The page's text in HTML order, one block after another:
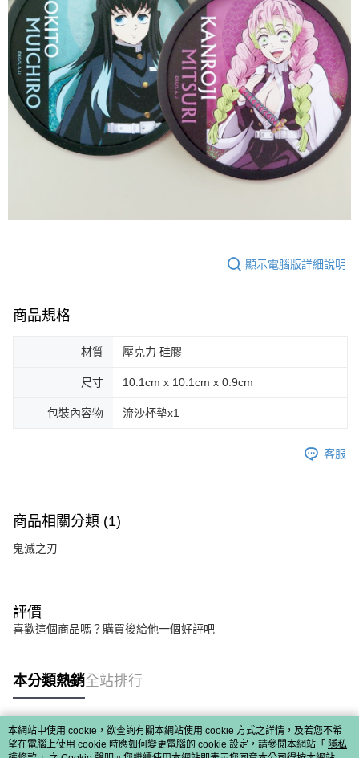
顯示電腦版詳細說明
商品規格
材質 壓克力 硅膠
尺寸 10.1cm x 10.1cm x 0.9cm
包裝內容物 流沙杯墊x1
客服
商品相關分類 (1)
鬼滅之刃
評價
喜歡這個商品嗎？購買後給他一個好評吧
本分類熱銷全站排行
熱門標籤
本網站中使用 cookie，欲查詢有關本網站使用 cookie 方式之詳情，及若您不希
望在電腦上使用 cookie 時應如何變更電腦的 cookie 設定，請參閱本網站「 隱私